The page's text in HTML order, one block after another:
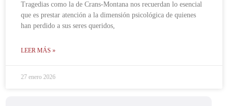
Tragedias como la de Crans-Montana nos recuerdan lo esencial
que es prestar atención a la dimensión psicológica de quienes
han perdido a sus seres queridos,
LEER MÁS »
27 enero 2026